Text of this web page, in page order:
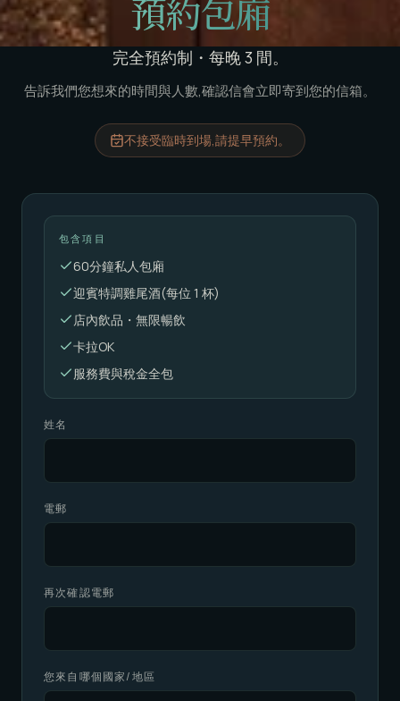
預約包廂
完全預約制・每晚 3 間。
告訴我們您想來的時間與人數,確認信會立即寄到您的信箱。
不接受臨時到場,請提早預約。
包含項目
60分鐘私人包廂
迎賓特調雞尾酒(每位 1 杯)
店內飲品・無限暢飲
卡拉OK
服務費與稅金全包
姓名
電郵
再次確認電郵
您來自哪個國家/地區